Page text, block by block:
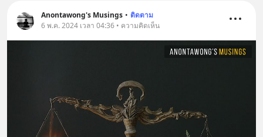
Anontawong's Musings • ติดตาม
6 พ.ค. 2024 เวลา 04:36 • ความคิดเห็น